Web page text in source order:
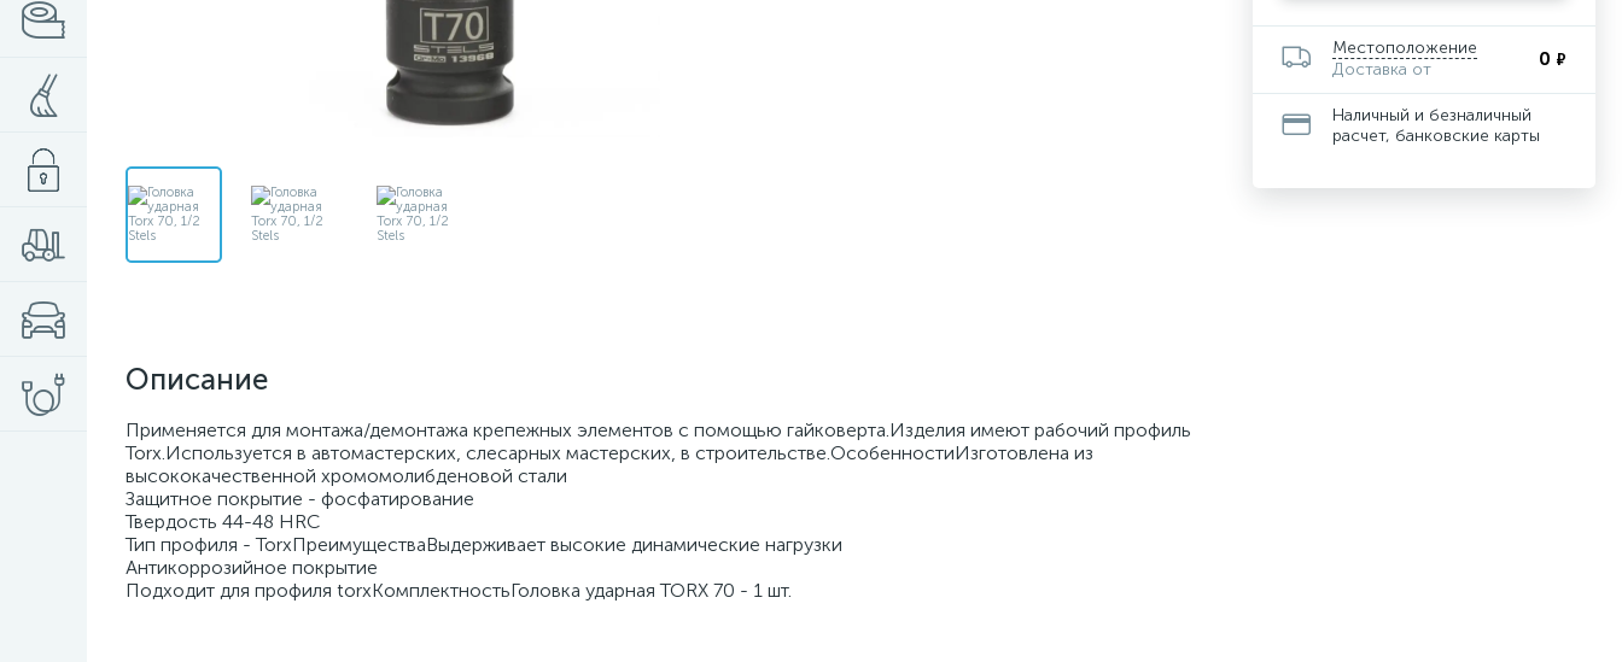
Описание
Применяется для монтажа/демонтажа крепежных элементов с помощью гайковерта.Изделия имеют рабочий профиль
Torx.Используется в автомастерских, слесарных мастерских, в строительстве.ОсобенностиИзготовлена из
высококачественной хромомолибденовой стали
Защитное покрытие - фосфатирование
Твердость 44-48 HRC
Тип профиля - TorxПреимуществаВыдерживает высокие динамические нагрузки
Антикоррозийное покрытие
Подходит для профиля torxКомплектностьГоловка ударная TORX 70 - 1 шт.
Местоположение
Доставка от
0 ₽
Наличный и безналичный
расчет, банковские карты